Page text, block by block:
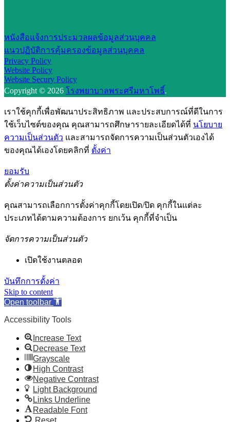
หนังสือแจ้งการประมวลผลข้อมูลส่วนบุคคล
แนวปฏิบัติการคุ้มครองข้อมูลส่วนบุคคล
Privacy Policy
Website Policy
Website Secury Policy
Copyright © 2026 โรงพยาบาลพระศรีมหาโพธิ์.
เราใช้คุกกี้เพื่อพัฒนาประสิทธิภาพ และประสบการณ์ที่ดีในการ
ใช้เว็บไซต์ของคุณ คุณสามารถศึกษารายละเอียดได้ที่ นโยบาย
ความเป็นส่วนตัว และสามารถจัดการความเป็นส่วนตัวเองได้
ของคุณได้เองโดยคลิกที่ ตั้งค่า
ยอมรับ
ตั้งค่าความเป็นส่วนตัว
คุณสามารถเลือกการตั้งค่าคุกกี้โดยเปิด/ปิด คุกกี้ในแต่ละ
ประเภทได้ตามความต้องการ ยกเว้น คุกกี้ที่จำเป็น
จัดการความเป็นส่วนตัว
เปิดใช้งานตลอด
บันทึกการตั้งค่า
Skip to content
Open toolbar
Accessibility Tools
Increase Text
Decrease Text
Grayscale
High Contrast
Negative Contrast
Light Background
Links Underline
Readable Font
Reset